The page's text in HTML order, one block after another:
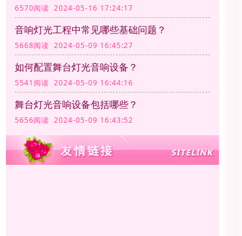
6570阅读 2024-05-16 17:24:17
音响灯光工程中常见哪些基础问题？
5668阅读 2024-05-09 16:45:27
如何配置舞台灯光音响设备？
5541阅读 2024-05-09 16:44:16
舞台灯光音响设备包括哪些？
5656阅读 2024-05-09 16:43:52